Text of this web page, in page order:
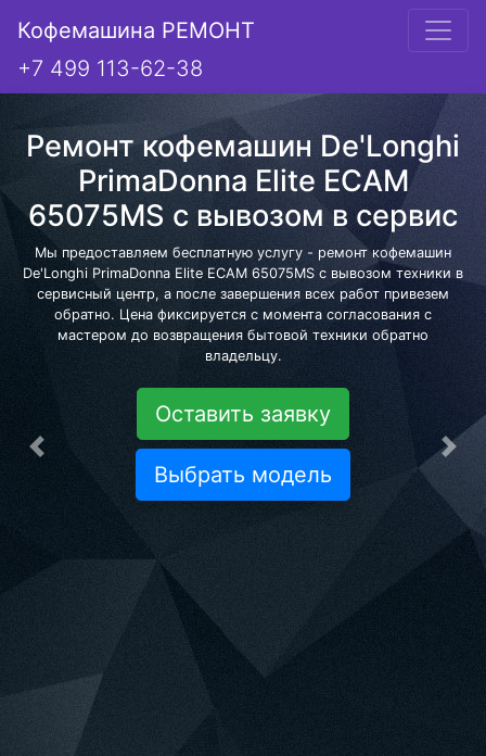
Кофемашина РЕМОНТ
+7 499 113-62-38
Ремонт кофемашин De'Longhi
PrimaDonna Elite ECAM
65075MS с вывозом в сервис
Мы предоставляем бесплатную услугу - ремонт кофемашин
De'Longhi PrimaDonna Elite ECAM 65075MS с вывозом техники в
сервисный центр, а после завершения всех работ привезем
обратно. Цена фиксируется с момента согласования с
мастером до возвращения бытовой техники обратно
владельцу.
Оставить заявку
Выбрать модель
Предыдущая